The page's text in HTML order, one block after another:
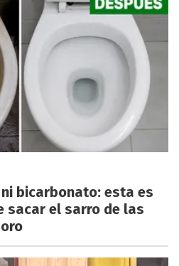
bicarbonato: esta es
sacar el sarro de las